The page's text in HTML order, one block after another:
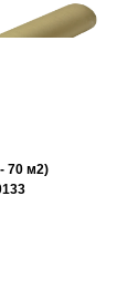
70 м2)